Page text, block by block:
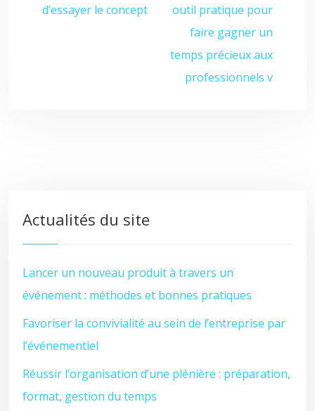
d’essayer le concept
outil pratique pour
faire gagner un
temps précieux aux
professionnels v
Actualités du site
Lancer un nouveau produit à travers un
événement : méthodes et bonnes pratiques
Favoriser la convivialité au sein de l’entreprise par
l’événementiel
Réussir l’organisation d’une plénière : préparation,
format, gestion du temps